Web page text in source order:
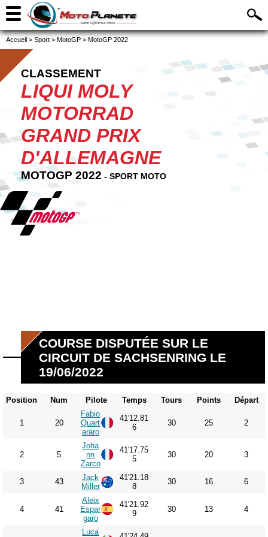
Accueil > Sport > MotoGP > MotoGP 2022
CLASSEMENT
LIQUI MOLY
MOTORRAD
GRAND PRIX
D'ALLEMAGNE
MOTOGP 2022 - SPORT MOTO
COURSE DISPUTÉE SUR LE
CIRCUIT DE SACHSENRING LE
19/06/2022
Position Num Pilote Temps Tours Points Départ
1 20
Fabio
Quart
araro
41'12.81
6
30 25 2
2 5
Joha
nn
Zarco
41'17.75
5
30 20 3
3 43
Jack
Miller
41'21.18
8
30 16 6
4 41
Aleix
Espar
garo
41'21.92
9
30 13 4
Luca